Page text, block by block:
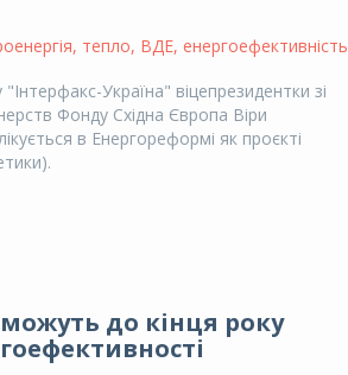
, тепло, ВДЕ, енергоефективність
"Інтерфакс-Україна" віцепрезидентки зі
Фонду Східна Європа Віри
в Енергореформі як проєкті
до кінця року